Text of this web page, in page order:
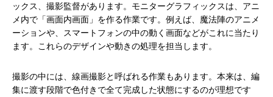
ックス、撮影監督があります。モニターグラフィックスは、アニ
メ内で「画面内画面」を作る作業です。例えば、魔法陣のアニメ
ーションや、スマートフォンの中の動く画面などがこれに当たり
ます。これらのデザインや動きの処理を担当します。
撮影の中には、線画撮影と呼ばれる作業もあります。本来は、編
集に渡す段階で色付きで全て完成した状態にするのが理想です